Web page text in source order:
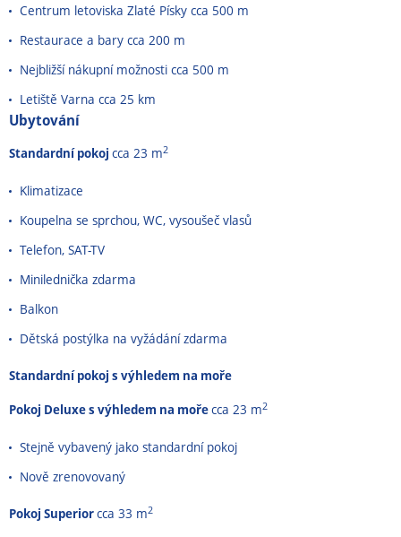
Centrum letoviska Zlaté Písky cca 500 m
Restaurace a bary cca 200 m
Nejbližší nákupní možnosti cca 500 m
Letiště Varna cca 25 km
Ubytování
Standardní pokoj cca 23 m2
Klimatizace
Koupelna se sprchou, WC, vysoušeč vlasů
Telefon, SAT-TV
Minilednička zdarma
Balkon
Dětská postýlka na vyžádání zdarma
Standardní pokoj s výhledem na moře
Pokoj Deluxe s výhledem na mořecca 23 m2
Stejně vybavený jako standardní pokoj
Nově zrenovovaný
Pokoj Superiorcca 33 m2